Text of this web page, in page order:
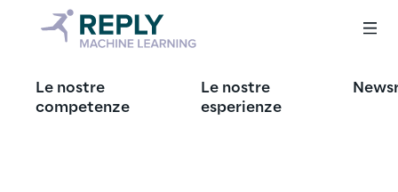
Le nostre
competenze
Le nostre
esperienze
Anomaly Detection
nella Customer